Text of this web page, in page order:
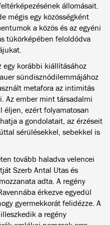
állomásait.
mégis egy közösségként
a közös és az egyéni
tükörképében feloldódva
egy korábbi kiállításához
sündisznódilemmájához
metafora az intimitás
Az ember mint társadalmi
éljen, ezért folyamatosan
a gondolatait, az érzéseit
sérülésekkel, sebekkel is
tovább haladva velencei
Szerb Antal Utas és
adta. A regény
érkezve egyedül
gyermekkorát felidézze. A
a regény